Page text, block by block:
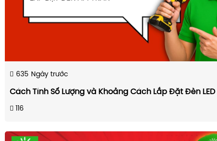
635 Ngày trước
Cách Tính Số Lượng và Khoảng Cách Lắp Đặt Đèn
116